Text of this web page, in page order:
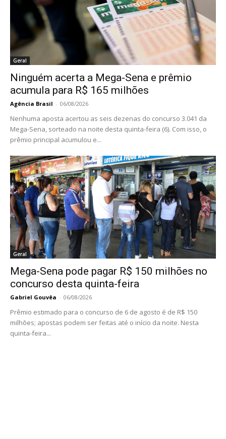
Geral
Ninguém acerta a Mega-Sena e prêmio
acumula para R$ 165 milhões
Agência Brasil - 06/08/2026
Nenhuma aposta acertou as seis dezenas do concurso 3.041 da
Mega-Sena, sorteado na noite desta quinta-feira (6). Com isso, o
prêmio principal acumulou e...
Geral
Mega-Sena pode pagar R$ 150 milhões no
concurso desta quinta-feira
Gabriel Gouvêa - 06/08/2026
Prêmio estimado para o concurso de 6 de agosto é de R$ 150
milhões; apostas podem ser feitas até o início da noite. Nesta
quinta-feira...